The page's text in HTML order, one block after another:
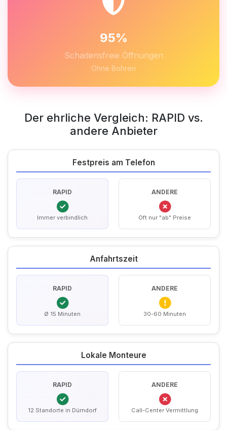
95%
Schadensfreie Öffnungen
Ohne Bohren
Der ehrliche Vergleich: RAPID vs.
andere Anbieter
Festpreis am Telefon
RAPID
Immer verbindlich
ANDERE
Oft nur "ab" Preise
Anfahrtszeit
RAPID
Ø 15 Minuten
ANDERE
30-60 Minuten
Lokale Monteure
RAPID
12 Standorte in Dürndorf
ANDERE
Call-Center Vermittlung